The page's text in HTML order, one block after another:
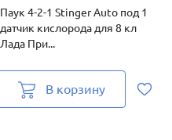
Паук 4-2-1 Stinger Auto под 1
датчик кислорода для 8 кл
Лада При...
В корзину